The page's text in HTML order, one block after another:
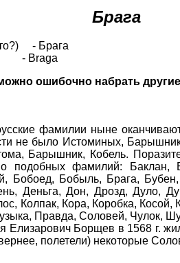
Брага
- Брага
- Braga
ошибочно набрать
фамилии ныне
не было Истоминых,
Барышник, Кобель.
подобных фамилий:
Бобоед, Бобыль, Брага,
Деньга, Дон, Дрозд, Дуло,
Колпак, Кора, Коробка, Косой,
Правда, Соловей, Чулок,
Борщев в 1568 г.
полетели) некоторые